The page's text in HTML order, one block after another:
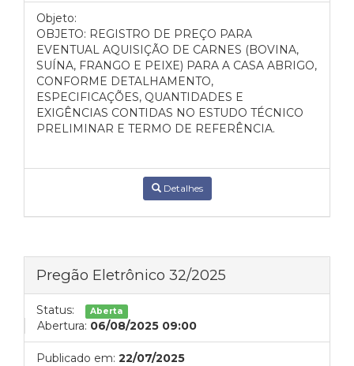
Objeto:
OBJETO: REGISTRO DE PREÇO PARA
EVENTUAL AQUISIÇÃO DE CARNES (BOVINA,
SUÍNA, FRANGO E PEIXE) PARA A CASA ABRIGO,
CONFORME DETALHAMENTO,
ESPECIFICAÇÕES, QUANTIDADES E
EXIGÊNCIAS CONTIDAS NO ESTUDO TÉCNICO
PRELIMINAR E TERMO DE REFERÊNCIA.
Detalhes
Pregão Eletrônico 32/2025
Status: Aberta
Abertura: 06/08/2025 09:00
Publicado em: 22/07/2025